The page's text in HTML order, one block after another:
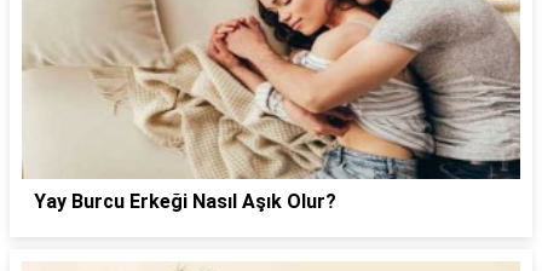
Yay Burcu Erkeği Nasıl Aşık Olur?